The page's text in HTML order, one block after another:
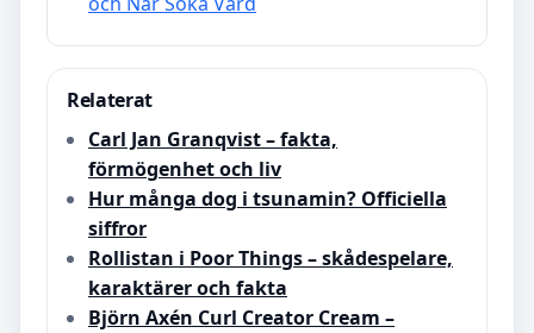
Relaterat
Carl Jan Granqvist – fakta,
förmögenhet och liv
Hur många dog i tsunamin? Officiella
siffror
Rollistan i Poor Things – skådespelare,
karaktärer och fakta
Björn Axén Curl Creator Cream –